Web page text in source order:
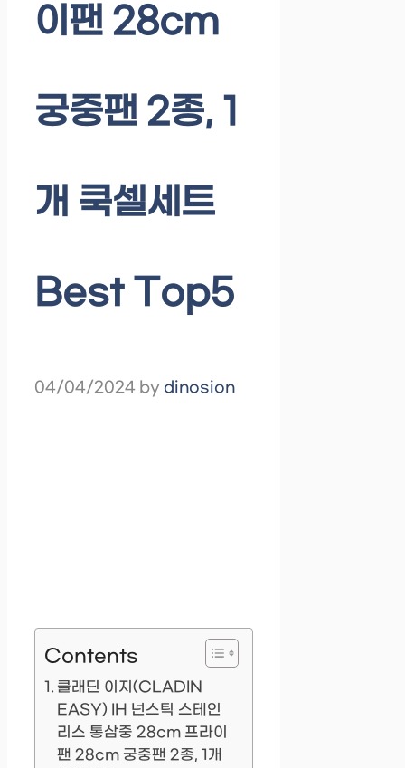
이팬 28cm
궁중팬 2종, 1
개 쿡셀세트
Best Top5
04/04/2024 by dinosion
Contents
클래딘 이지(CLADIN
EASY) IH 넌스틱 스테인
리스 통삼중 28cm 프라이
팬 28cm 궁중팬 2종, 1개